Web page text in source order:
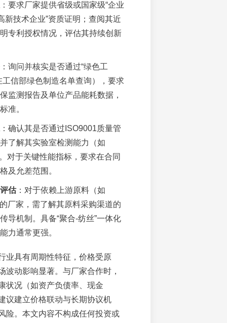
：要求厂家提供省级或国家级“企业
新技术企业”资质证明；查阅其近
专利授权情况，评估其持续创新
：询问并核实是否通过“绿色工
工信部绿色制造名单查询），要求
监测报告及单位产品能耗数据，
准。
：确认其是否通过ISO9001质量管
了解其实验室检测能力（如
对于关键性能指标，要求在合同
及允差范围。
估：对于依赖上游原料（如
厂家，需了解其原料采购渠道的
导机制。具备“聚合-纺丝”一体化
力通常更强。
业具有周期性特征，价格受原
波动影响显著。与厂家合作时，
状况（如资产负债率、现金
议建立价格联动与长期协议机
险。本文内容不构成任何投资或